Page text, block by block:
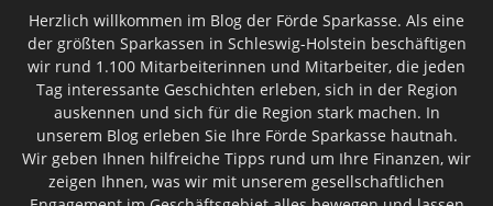
Herzlich willkommen im Blog der Förde Sparkasse. Als eine
der größten Sparkassen in Schleswig-Holstein beschäftigen
wir rund 1.100 Mitarbeiterinnen und Mitarbeiter, die jeden
Tag interessante Geschichten erleben, sich in der Region
auskennen und sich für die Region stark machen. In
unserem Blog erleben Sie Ihre Förde Sparkasse hautnah.
Wir geben Ihnen hilfreiche Tipps rund um Ihre Finanzen, wir
zeigen Ihnen, was wir mit unserem gesellschaftlichen